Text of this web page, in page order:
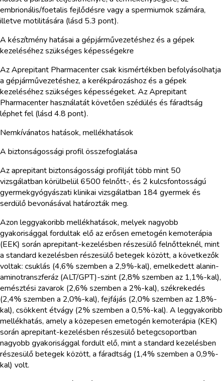
embrionális/foetalis fejlődésre vagy a spermiumok számára,
illetve motilitására (lásd 5.3 pont).
A készítmény hatásai a gépjárművezetéshez és a gépek
kezeléséhez szükséges képességekre
Az Aprepitant Pharmacenter csak kismértékben befolyásolhatja
a gépjárművezetéshez, a kerékpározáshoz és a gépek
kezeléséhez szükséges képességeket. Az Aprepitant
Pharmacenter használatát követően szédülés és fáradtság
léphet fel (lásd 4.8 pont).
Nemkívánatos hatások, mellékhatások
A biztonságossági profil összefoglalása
Az aprepitant biztonságossági profilját több mint 50
vizsgálatban körülbelül 6500 felnőtt-, és 2 kulcsfontosságú
gyermekgyógyászati klinikai vizsgálatban 184 gyermek és
serdülő bevonásával határozták meg.
Azon leggyakoribb mellékhatások, melyek nagyobb
gyakorisággal fordultak elő az erősen emetogén kemoterápia
(EEK) során aprepitant-kezelésben részesülő felnőtteknél, mint
a standard kezelésben részesülő betegek között, a következők
voltak: csuklás (4,6% szemben a 2,9%-kal), emelkedett alanin-
aminotranszferáz (ALT/GPT)-szint (2,8% szemben az 1,1%-kal),
emésztési zavarok (2,6% szemben a 2%-kal), székrekedés
(2,4% szemben a 2,0%-kal), fejfájás (2,0% szemben az 1,8%-
kal), csökkent étvágy (2% szemben a 0,5%-kal). A leggyakoribb
mellékhatás, amely a közepesen emetogén kemoterápia (KEK)
során aprepitant-kezelésben részesülő betegcsoportban
nagyobb gyakorisággal fordult elő, mint a standard kezelésben
részesülő betegek között, a fáradtság (1,4% szemben a 0,9%-
kal) volt.